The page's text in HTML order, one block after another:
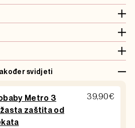
svidjeti
Metro 3
zaštita od
39,90€